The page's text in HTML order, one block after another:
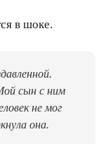
в шоке.
сын с ним
не мог
она.